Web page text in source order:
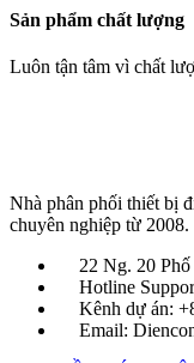
Sản phẩm chất lượng
Luôn tận tâm vì chất
Nhà phân phối thiết bị
chuyên nghiệp từ 2008.
22 Ng. 20
Hotline
Kênh dự án:
Email: